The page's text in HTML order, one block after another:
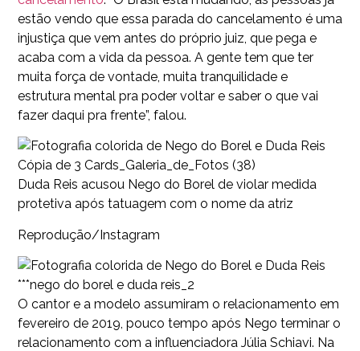
estão vendo que essa parada do cancelamento é uma
injustiça que vem antes do próprio juiz, que pega e
acaba com a vida da pessoa. A gente tem que ter
muita força de vontade, muita tranquilidade e
estrutura mental pra poder voltar e saber o que vai
fazer daqui pra frente”, falou.
Cópia de 3 Cards_Galeria_de_Fotos (38)
Duda Reis acusou Nego do Borel de violar medida
protetiva após tatuagem com o nome da atriz
Reprodução/Instagram
***nego do borel e duda reis_2
O cantor e a modelo assumiram o relacionamento em
fevereiro de 2019, pouco tempo após Nego terminar o
relacionamento com a influenciadora Júlia Schiavi. Na